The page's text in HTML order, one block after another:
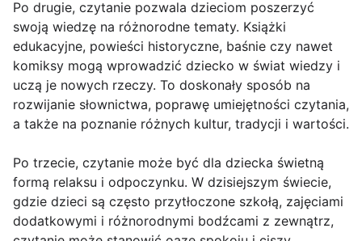
Po drugie, czytanie pozwala dzieciom poszerzyć
swoją wiedzę na różnorodne tematy. Książki
edukacyjne, powieści historyczne, baśnie czy nawet
komiksy mogą wprowadzić dziecko w świat wiedzy i
uczą je nowych rzeczy. To doskonały sposób na
rozwijanie słownictwa, poprawę umiejętności czytania,
a także na poznanie różnych kultur, tradycji i wartości.
Po trzecie, czytanie może być dla dziecka świetną
formą relaksu i odpoczynku. W dzisiejszym świecie,
gdzie dzieci są często przytłoczone szkołą, zajęciami
dodatkowymi i różnorodnymi bodźcami z zewnątrz,